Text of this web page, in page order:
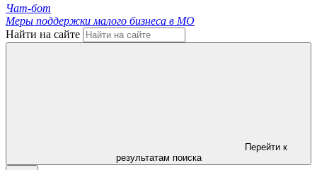
Чат-бот
Меры поддержки малого бизнеса в МО
Найти на сайте
Перейти к
результатам поиска